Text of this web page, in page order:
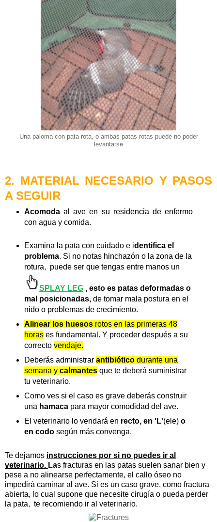
Una paloma con pata rota, o ambas patas rotas puede no poder
levantarse
2. MATERIAL NECESARIO Y PASOS
A SEGUIR
Acomodaal ave en su residencia de enfermo
con agua y comida.
Examina la pata con cuidado e identifica el
problema. Si no notas hinchazón o la zona de la
rotura, puede ser que tengas entre manos un
SPLAY LEG, esto es patas deformadas o
mal posicionadas, de tomar mala postura en el
nido o problemas de crecimiento.
Alinear los huesos rotos en las primeras 48
horases fundamental. Y proceder después a su
correcto vendaje.
Deberás administrar antibióticodurante una
semana y calmantesque te deberá suministrar
tu veterinario.
Como ves si el caso es grave deberás construir
una hamacapara mayor comodidad del ave.
El veterinario lo vendará en recto, en 'L'(ele)o
en codosegún más convenga.
Te dejamos instrucciones por si no puedes ir al
veterinario. Las fracturas en las patas suelen sanar bien y
pese a no alinearse perfectamente, el callo óseo no
impedirá caminar al ave. Si es un caso grave, como fractura
abierta, lo cual supone que necesite cirugía o pueda perder
la pata, te recomiendo ir al veterinario.